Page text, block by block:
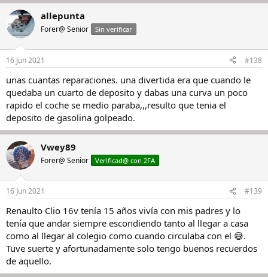
allepunta
Forer@ Senior Sin verificar
16 Jun 2021 #138
unas cuantas reparaciones. una divertida era que cuando le
quedaba un cuarto de deposito y dabas una curva un poco
rapido el coche se medio paraba,,,resulto que tenia el
deposito de gasolina golpeado.
Vwey89
Forer@ Senior Verificad@ con 2FA
16 Jun 2021 #139
Renaulto Clio 16v tenía 15 años vivía con mis padres y lo
tenía que andar siempre escondiendo tanto al llegar a casa
como al llegar al colegio como cuando circulaba con el 😅.
Tuve suerte y afortunadamente solo tengo buenos recuerdos
de aquello.